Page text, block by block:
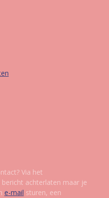
Via het
achterlaten maar je
e-mail sturen, een